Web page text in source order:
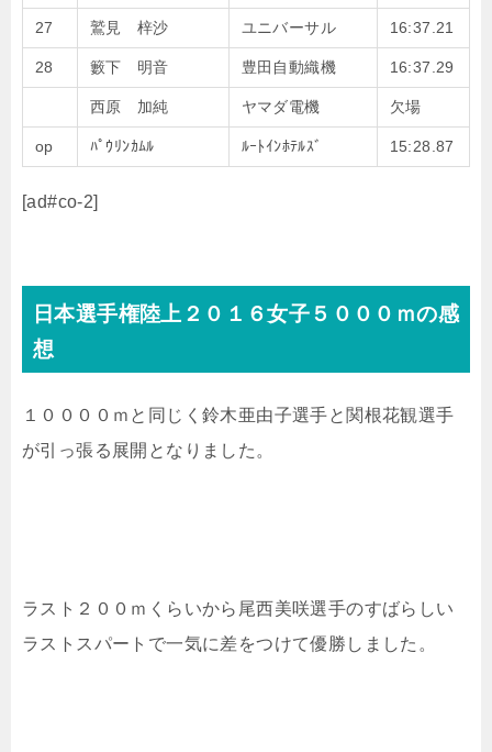
27 鷲見 梓沙 ユニバーサル 16:37.21
28 籔下 明音 豊田自動織機 16:37.29
西原 加純 ヤマダ電機 欠場
op ﾊﾟｳﾘﾝｶﾑﾙ ﾙｰﾄｲﾝﾎﾃﾙｽﾞ 15:28.87
[ad#co-2]
日本選手権陸上２０１６女子５０００ｍの感
想
１００００ｍと同じく鈴木亜由子選手と関根花観選手
が引っ張る展開となりました。
ラスト２００ｍくらいから尾西美咲選手のすばらしい
ラストスパートで一気に差をつけて優勝しました。